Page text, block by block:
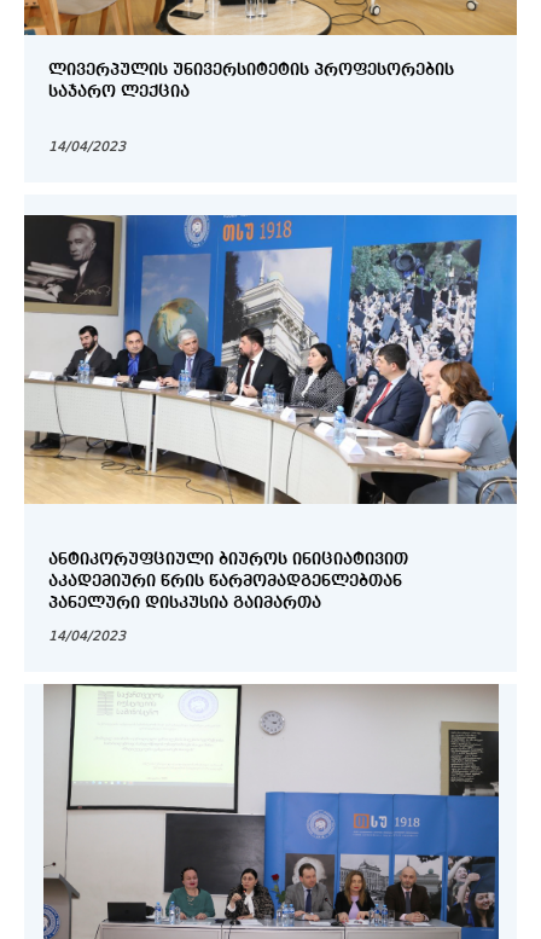
ᲚᲘᲕᲔᲠᲞᲣᲚᲘᲡ ᲣᲜᲘᲕᲔᲠᲡᲘᲢᲔᲢᲘᲡ ᲞᲠᲝᲤᲔᲡᲝᲠᲔᲑᲘᲡ
ᲡᲐᲯᲐᲠᲝ ᲚᲔᲥᲪᲘᲐ
14/04/2023
ᲐᲜᲢᲘᲙᲝᲠᲣᲤᲪᲘᲣᲚᲘ ᲑᲘᲣᲠᲝᲡ ᲘᲜᲘᲪᲘᲐᲢᲘᲕᲘᲗ
ᲐᲙᲐᲓᲔᲛᲘᲣᲠᲘ ᲬᲠᲘᲡ ᲬᲐᲠᲛᲝᲛᲐᲓᲒᲔᲜᲚᲔᲑᲗᲐᲜ
ᲞᲐᲜᲔᲚᲣᲠᲘ ᲓᲘᲡᲙᲣᲡᲘᲐ ᲒᲐᲘᲛᲐᲠᲗᲐ
14/04/2023